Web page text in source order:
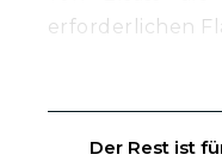
erforderlichen
Der Rest ist